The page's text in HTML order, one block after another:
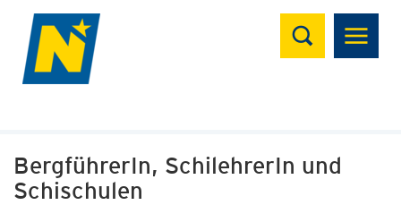
Suchen
BergführerIn, SchilehrerIn und
Schischulen